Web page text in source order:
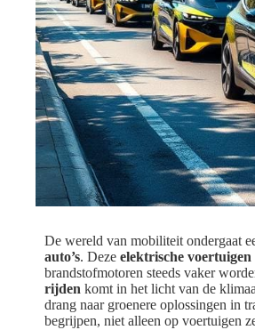
De wereld van mobiliteit ondergaat
auto’s. Deze elektrische voertuigen
brandstofmotoren steeds vaker
rijden komt in het licht van de
drang naar groenere oplossingen in
begrijpen, niet alleen op voertuigen